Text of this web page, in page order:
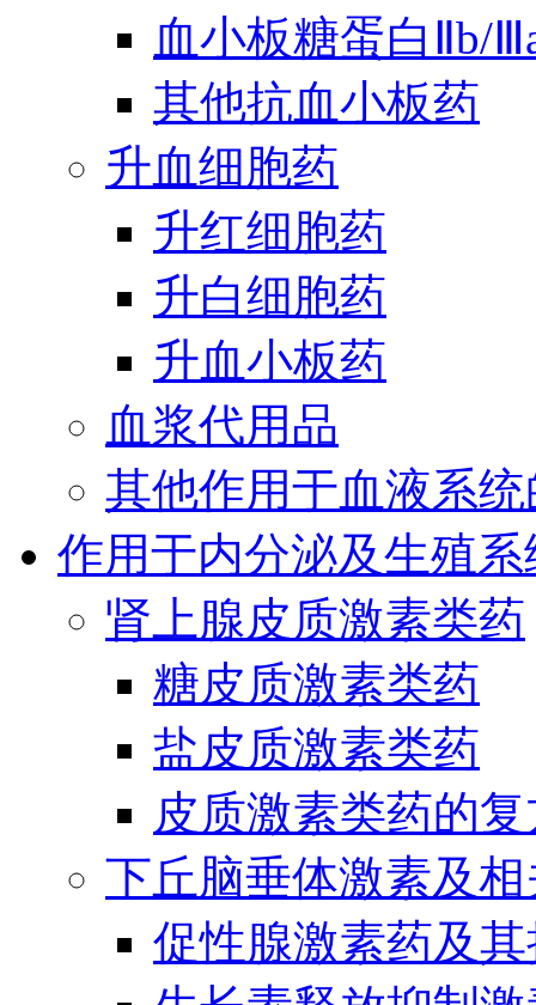
血小板糖蛋白Ⅱb/
其他抗血小板药
升血细胞药
升红细胞药
升白细胞药
升血小板药
血浆代用品
其他作用于血液系
作用于内分泌及生殖
肾上腺皮质激素类药
糖皮质激素类药
盐皮质激素类药
皮质激素类药的
下丘脑垂体激素及
促性腺激素药及